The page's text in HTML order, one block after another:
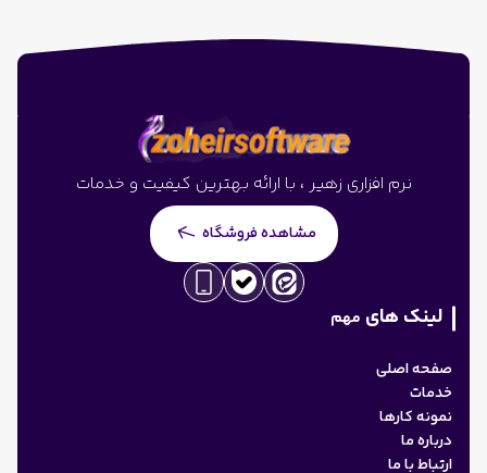
نرم افزاری زهیر ، با ارائه بهترین کیفیت و خدمات
مشاهده فروشگاه
لینک های مهم
صفحه اصلی
خدمات
نمونه کارها
درباره ما
ارتباط با ما